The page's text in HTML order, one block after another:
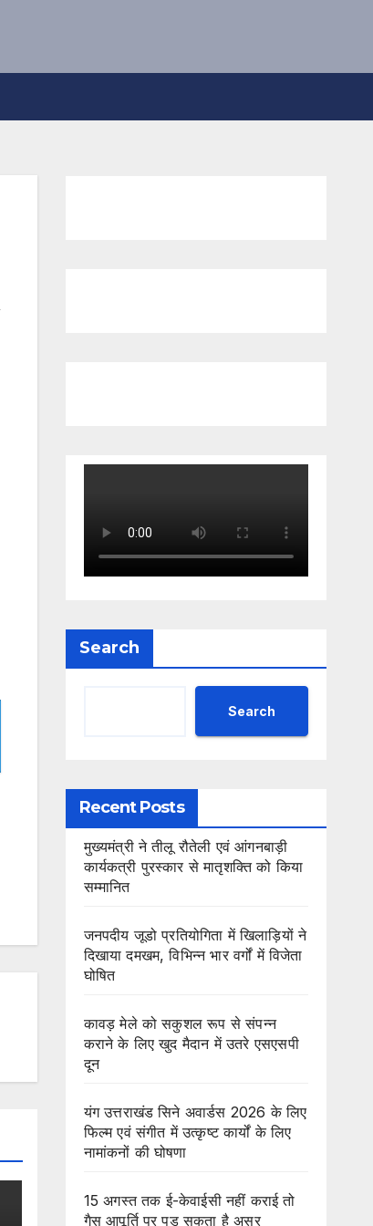
Search
Search
Recent Posts
मुख्यमंत्री ने तीलू रौतेली एवं आंगनबाड़ी
कार्यकत्री पुरस्कार से मातृशक्ति को किया
सम्मानित
जनपदीय जूडो प्रतियोगिता में खिलाड़ियों ने
दिखाया दमखम, विभिन्न भार वर्गों में विजेता
घोषित
कावड़ मेले को सकुशल रूप से संपन्न
कराने के लिए खुद मैदान में उतरे एसएसपी
दून
यंग उत्तराखंड सिने अवार्डस 2026 के लिए
फिल्म एवं संगीत में उत्कृष्ट कार्यों के लिए
नामांकनों की घोषणा
15 अगस्त तक ई-केवाईसी नहीं कराई तो
गैस आपूर्ति पर पड़ सकता है असर